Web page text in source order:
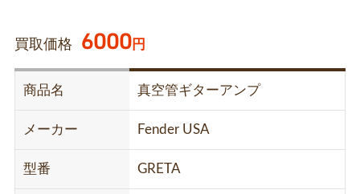
買取価格 6000円
商品名 真空管ギターアンプ
メーカー Fender USA
型番 GRETA